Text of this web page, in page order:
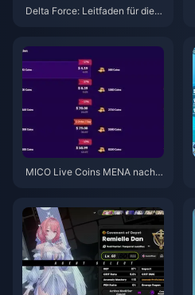
Delta Force: Leitfaden für die b
MICO Live Coins MENA nach v